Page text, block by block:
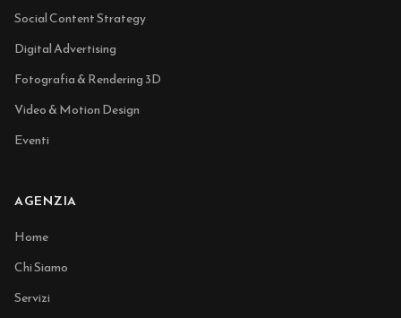
Social Content Strategy
Digital Advertising
Fotografia & Rendering 3D
Video & Motion Design
Eventi
AGENZIA
Home
Chi Siamo
Servizi